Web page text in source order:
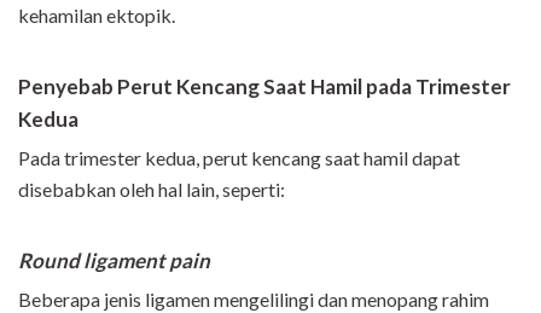
kehamilan ektopik.
Penyebab Perut Kencang Saat Hamil pada Trimester
Kedua
Pada trimester kedua, perut kencang saat hamil dapat
disebabkan oleh hal lain, seperti:
Round ligament pain
Beberapa jenis ligamen mengelilingi dan menopang rahim